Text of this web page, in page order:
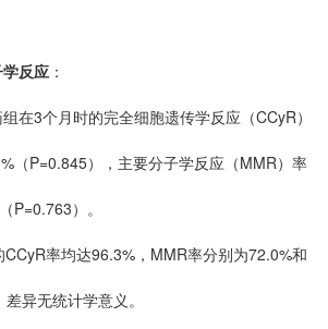
反应 ：
3个月时的完全细胞遗传学反应（CCyR）
（P=0.845），主要分子学反应（MMR）率
P=0.763）。
率均达96.3%，MMR率分别为72.0%和
异无统计学意义。